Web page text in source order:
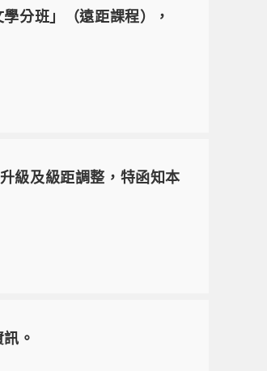
分班」（遠距課程），
級及級距調整，特函知本
。